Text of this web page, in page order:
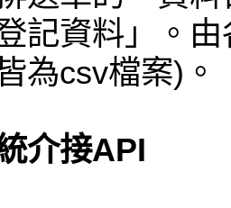
登記資料」。
為csv檔案)。
介接API